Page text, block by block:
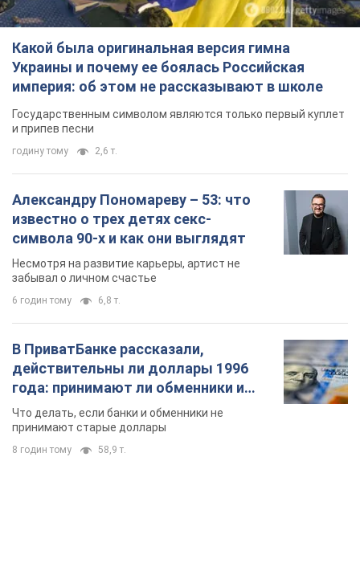
известно о трех детях секс-
символа 90-х и как они выглядят
Несмотря на развитие карьеры, артист не
забывал о личном счастье
6 годин тому 6,8 т.
В ПриватБанке рассказали,
действительны ли доллары 1996
года: принимают ли обменники и
банки такие купюры
Что делать, если банки и обменники не
принимают старые доллары
8 годин тому 58,9 т.